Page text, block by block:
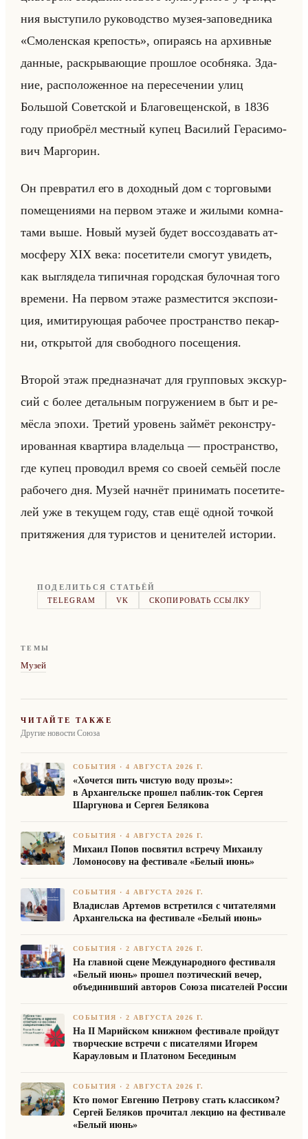
ния вы­сту­пи­ло ру­ко­вод­ство музея-за­по­вед­ни­ка
«Смоленская крепость», опи­ра­ясь на ар­хив­ные
дан­ные, рас­кры­ва­ющие про­шлое особ­ня­ка. Зда­
ние, рас­по­ло­жен­ное на пе­ре­се­че­нии улиц
Большой Со­вет­ской и Бла­го­ве­щен­ской, в 1836
году при­об­рёл мест­ный купец Ва­си­лий Ге­ра­си­мо­
вич Мар­го­рин.
Он пре­вра­тил его в до­ход­ный дом с тор­го­вы­ми
по­ме­ще­ни­ями на пер­вом этаже и жи­лы­ми ком­на­
та­ми выше. Новый музей будет вос­со­зда­вать ат­
мо­сфе­ру XIX века: по­се­ти­те­ли смо­гут уви­деть,
как вы­гля­де­ла ти­пич­ная го­род­ская бу­лоч­ная того
вре­ме­ни. На пер­вом этаже раз­ме­стит­ся экс­по­зи­
ция, ими­ти­ру­ющая ра­бо­чее про­стран­ство пе­кар­
ни, от­кры­той для сво­бод­но­го по­се­ще­ния.
Вто­рой этаж пред­на­зна­чат для груп­по­вых экс­кур­
сий с более де­тальным по­гру­же­ни­ем в быт и ре­
мёс­ла эпохи. Тре­тий уро­вень займёт ре­кон­стру­
иро­ван­ная квар­ти­ра вла­дельца — про­стран­ство,
где купец про­во­дил время со своей се­мьёй после
ра­бо­че­го дня. Музей нач­нёт при­ни­мать по­се­ти­те­
лей уже в те­ку­щем году, став ещё одной точ­кой
при­тя­же­ния для ту­ри­стов и це­ни­те­лей ис­то­рии.
ПОДЕЛИТЬСЯ СТАТЬЁЙ
TELEGRAM
VK СКОПИРОВАТЬ ССЫЛКУ
ТЕМЫ
Музей
ЧИТАЙТЕ ТАКЖЕ
Другие новости Союза
СОБЫТИЯ ·4 АВГУСТА 2026 Г.
«Хочется пить чистую воду прозы»:
в Архангельске прошел паблик-ток Сергея
Шаргунова и Сергея Белякова
СОБЫТИЯ ·4 АВГУСТА 2026 Г.
Михаил Попов посвятил встречу Михаилу
Ломоносову на фестивале «Белый июнь»
СОБЫТИЯ ·4 АВГУСТА 2026 Г.
Владислав Артемов встретился с читателями
Архангельска на фестивале «Белый июнь»
СОБЫТИЯ ·2 АВГУСТА 2026 Г.
На главной сцене Международного фестиваля
«Белый июнь» прошел поэтический вечер,
объединивший авторов Союза писателей России
СОБЫТИЯ ·2 АВГУСТА 2026 Г.
На II Марийском книжном фестивале пройдут
творческие встречи с писателями Игорем
Карауловым и Платоном Бесединым
СОБЫТИЯ ·2 АВГУСТА 2026 Г.
Кто помог Евгению Петрову стать классиком?
Сергей Беляков прочитал лекцию на фестивале
«Белый июнь»